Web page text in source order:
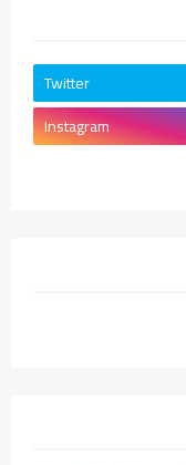
Twitter
Instagram